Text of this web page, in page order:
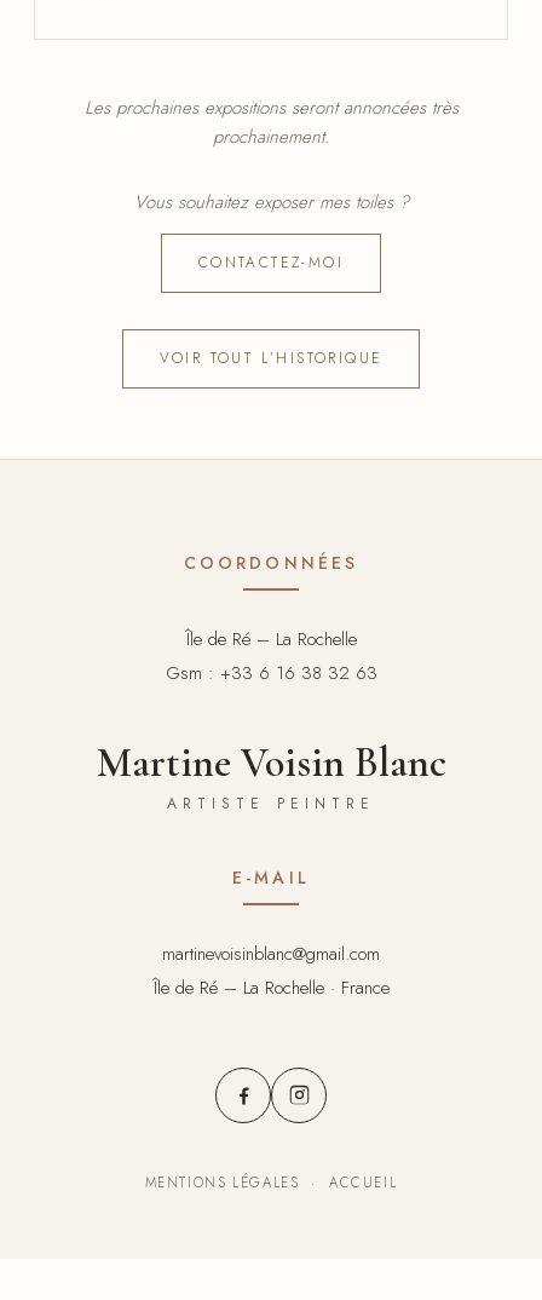
Les prochaines expositions seront annoncées très
prochainement.
Vous souhaitez exposer mes toiles ?
CONTACTEZ-MOI
VOIR TOUT L’HISTORIQUE
COORDONNÉES
Île de Ré – La Rochelle
Gsm : +33 6 16 38 32 63
Martine Voisin Blanc
ARTISTE PEINTRE
E-MAIL
martinevoisinblanc@gmail.com
Île de Ré – La Rochelle · France
MENTIONS LÉGALES · ACCUEIL